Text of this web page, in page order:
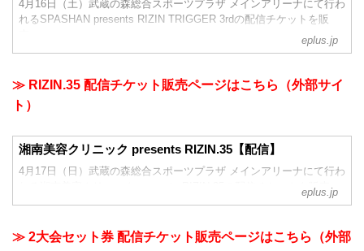
4月16日（土）武蔵の森総合スポーツプラザ メインアリーナにて行わ
れるSPASHAN presents RIZIN TRIGGER 3rdの配信チケットを販
eplus.jp
≫ RIZIN.35 配信チケット販売ページはこちら（外部サイ
ト）
湘南美容クリニック presents RIZIN.35【配信】
4月17日（日）武蔵の森総合スポーツプラザ メインアリーナにて行わ
れる湘南美容クリニック presents RIZIN.35の配信チケットを販売。
eplus.jp
≫ 2大会セット券 配信チケット販売ページはこちら（外部